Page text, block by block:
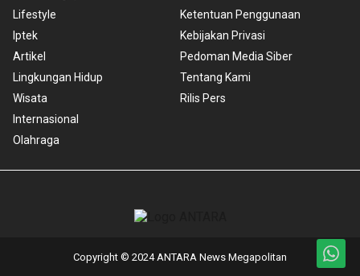
Lifestyle
Iptek
Artikel
Lingkungan Hidup
Wisata
Internasional
Olahraga
Ketentuan Penggunaan
Kebijakan Privasi
Pedoman Media Siber
Tentang Kami
Rilis Pers
Copyright © 2024 ANTARA News Megapolitan